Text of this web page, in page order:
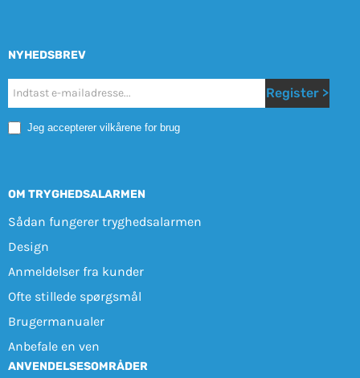
NYHEDSBREV
Nyhetsbrev
Mobile
Register >
Jeg accepterer vilkårene for brug
OM TRYGHEDSALARMEN
Sådan fungerer tryghedsalarmen
Design
Anmeldelser fra kunder
Ofte stillede spørgsmål
Brugermanualer
Anbefale en ven
ANVENDELSESOMRÅDER